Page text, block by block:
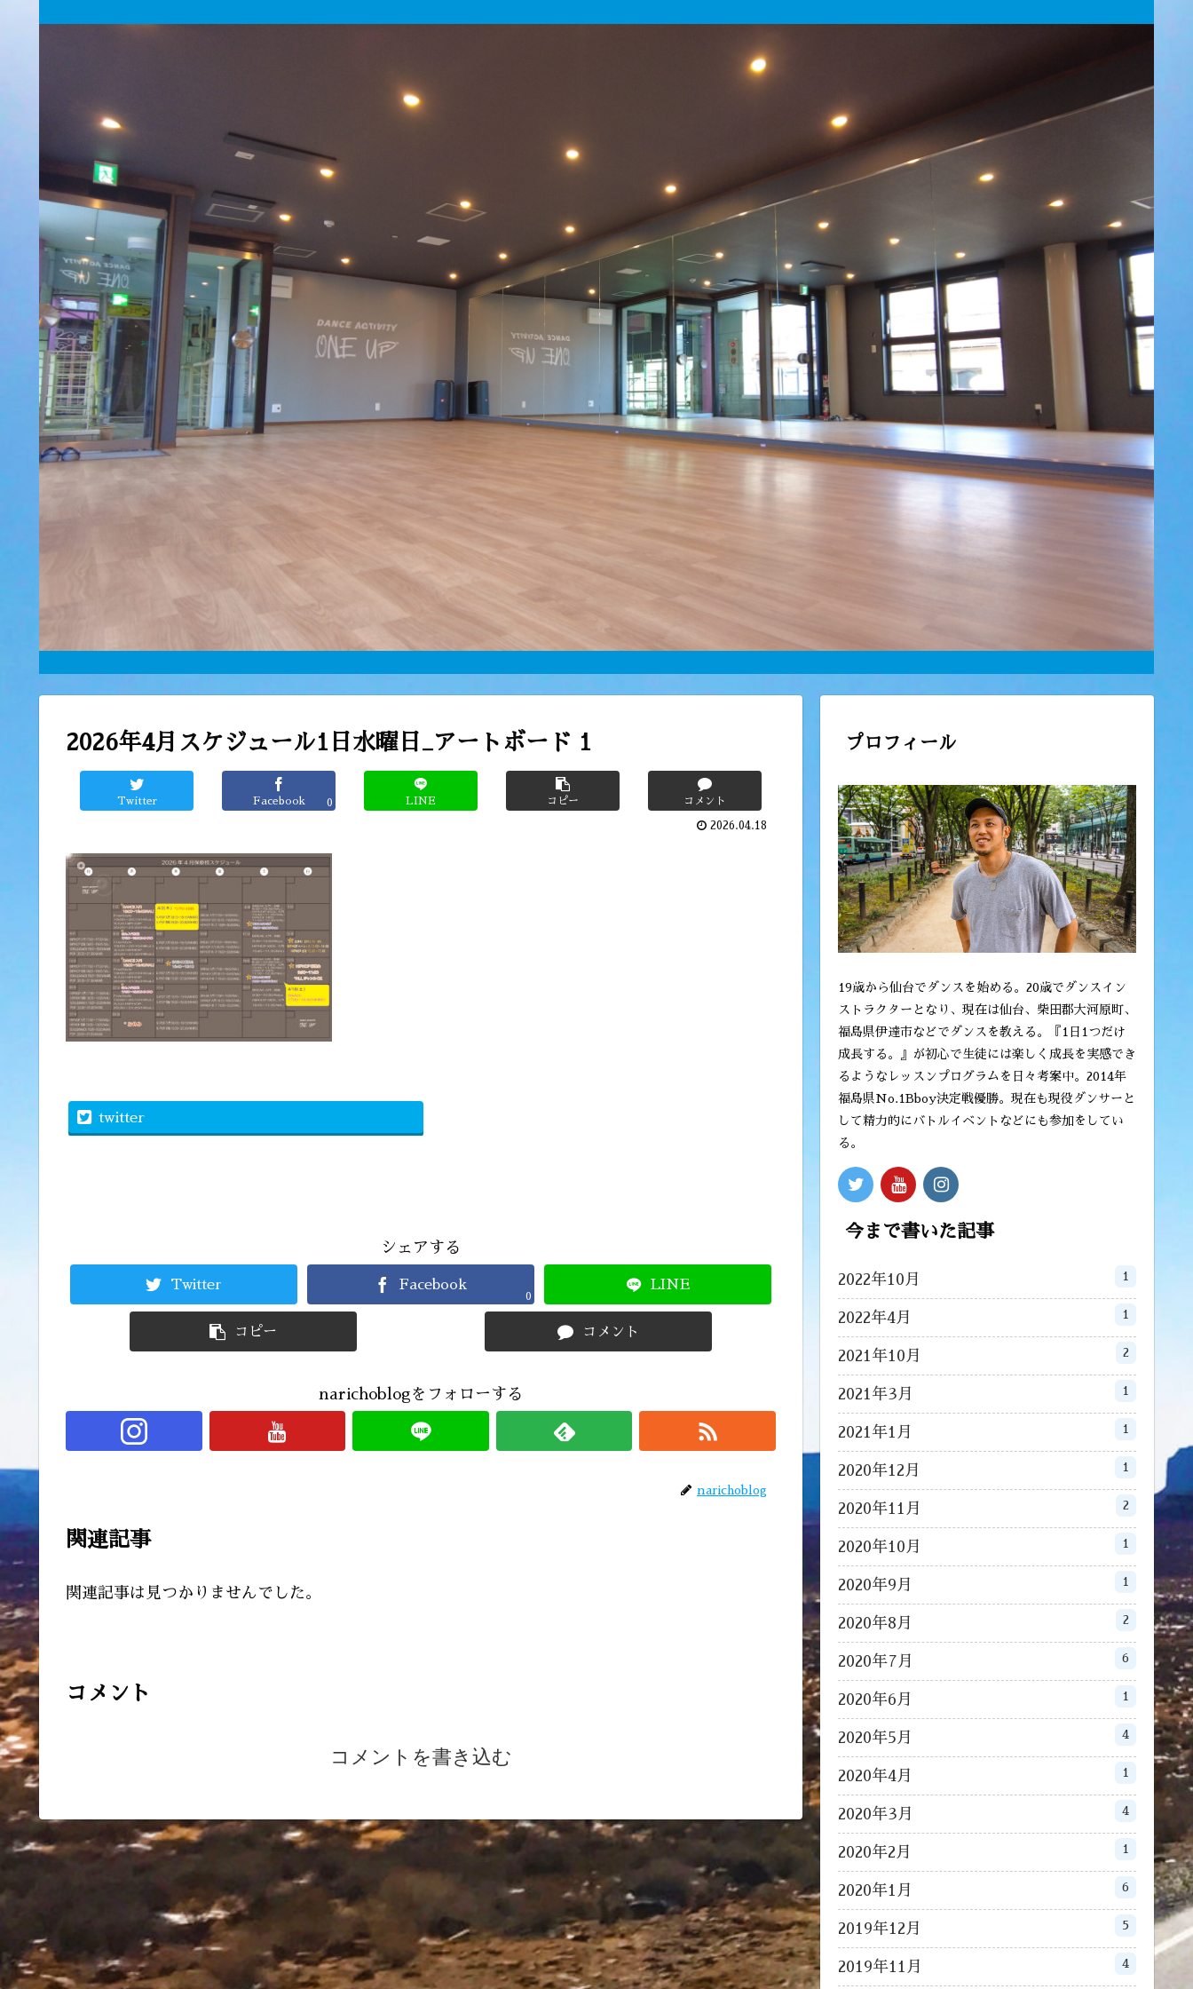
2026年4月スケジュール1日水曜日_アートボード 1
Twitter Facebook 0 LINE コピー コメント
2026.04.18
twitter
シェアする
Twitter Facebook
0
LINE
コピー コメント
narichoblogをフォローする
narichoblog
関連記事
関連記事は見つかりませんでした。
コメント
コメントを書き込む
プロフィール
19歳から仙台でダンスを始める。20歳でダンスイン
ストラクターとなり、現在は仙台、柴田郡大河原町、
福島県伊達市などでダンスを教える。『1日1つだけ
成長する。』が初心で生徒には楽しく成長を実感でき
るようなレッスンプログラムを日々考案中。2014年
福島県No.1Bboy決定戦優勝。現在も現役ダンサーと
して精力的にバトルイベントなどにも参加をしてい
る。
今まで書いた記事
2022年10月 1
2022年4月 1
2021年10月 2
2021年3月 1
2021年1月 1
2020年12月 1
2020年11月 2
2020年10月 1
2020年9月 1
2020年8月 2
2020年7月 6
2020年6月 1
2020年5月 4
2020年4月 1
2020年3月 4
2020年2月 1
2020年1月 6
2019年12月 5
2019年11月 4